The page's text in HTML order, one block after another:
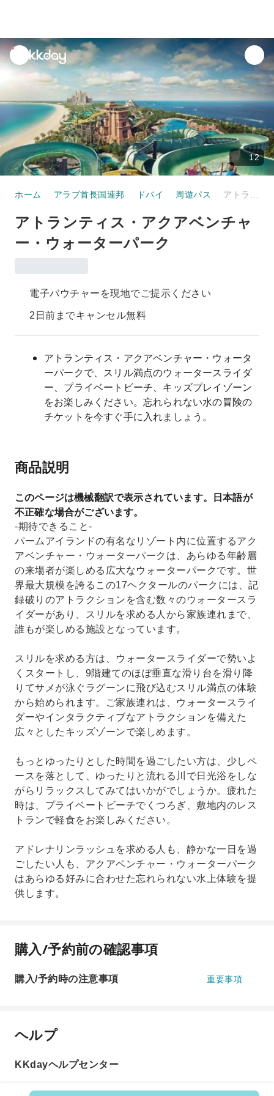
unread
notifications
12
ホーム アラブ首長国連邦 ドバイ 周遊パス
アトランティス・アクアベンチャ
ー・ウォーターパーク
電子バウチャーを現地でご提示ください
2日前までキャンセル無料
アトランティス・アクアベンチャー・ウォータ
ーパークで、スリル満点のウォータースライダ
ー、プライベートビーチ、キッズプレイゾーン
をお楽しみください。忘れられない水の冒険の
チケットを今すぐ手に入れましょう。
商品説明
このページは機械翻訳で表示されています。日本語が
不正確な場合がございます。
-期待できること-
パームアイランドの有名なリゾート内に位置するアク
アベンチャー・ウォーターパークは、あらゆる年齢層
の来場者が楽しめる広大なウォーターパークです。世
界最大規模を誇るこの17ヘクタールのパークには、記
録破りのアトラクションを含む数々のウォータースラ
イダーがあり、スリルを求める人から家族連れまで、
誰もが楽しめる施設となっています。
スリルを求める方は、ウォータースライダーで勢いよ
くスタートし、9階建てのほぼ垂直な滑り台を滑り降
りてサメが泳ぐラグーンに飛び込むスリル満点の体験
から始められます。ご家族連れは、ウォータースライ
ダーやインタラクティブなアトラクションを備えた
広々としたキッズゾーンで楽しめます。
もっとゆったりとした時間を過ごしたい方は、少しペ
ースを落として、ゆったりと流れる川で日光浴をしな
がらリラックスしてみてはいかがでしょうか。疲れた
時は、プライベートビーチでくつろぎ、敷地内のレス
トランで軽食をお楽しみください。
アドレナリンラッシュを求める人も、静かな一日を過
ごしたい人も、アクアベンチャー・ウォーターパーク
はあらゆる好みに合わせた忘れられない水上体験を提
供します。
購入/予約前の確認事項
購入/予約時の注意事項 重要事項
ヘルプ
KKdayヘルプセンター